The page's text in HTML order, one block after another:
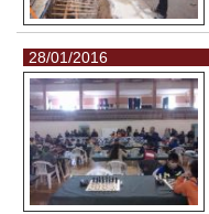
28/01/2016